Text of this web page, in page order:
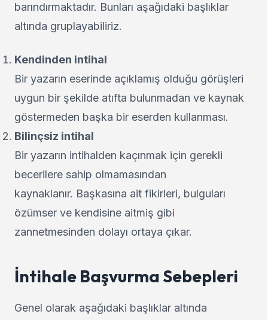
barındırmaktadır. Bunları aşağıdaki başlıklar
altında gruplayabiliriz.
Kendinden intihal
Bir yazarın eserinde açıklamış olduğu görüşleri
uygun bir şekilde atıfta bulunmadan ve kaynak
göstermeden başka bir eserden kullanması.
Bilinçsiz intihal
Bir yazarın intihalden kaçınmak için gerekli
becerilere sahip olmamasından
kaynaklanır. Başkasına ait fikirleri, bulguları
özümser ve kendisine aitmiş gibi
zannetmesinden dolayı ortaya çıkar.
İntihale Başvurma Sebepleri
Genel olarak aşağıdaki başlıklar altında